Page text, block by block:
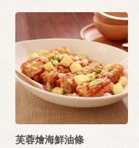
芙蓉燴海鮮油條